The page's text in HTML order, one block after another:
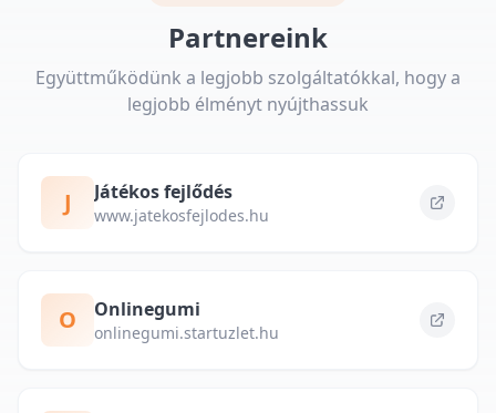
Partnereink
Együttműködünk a legjobb szolgáltatókkal, hogy a
legjobb élményt nyújthassuk
J Játékos fejlődés
www.jatekosfejlodes.hu
O Onlinegumi
onlinegumi.startuzlet.hu